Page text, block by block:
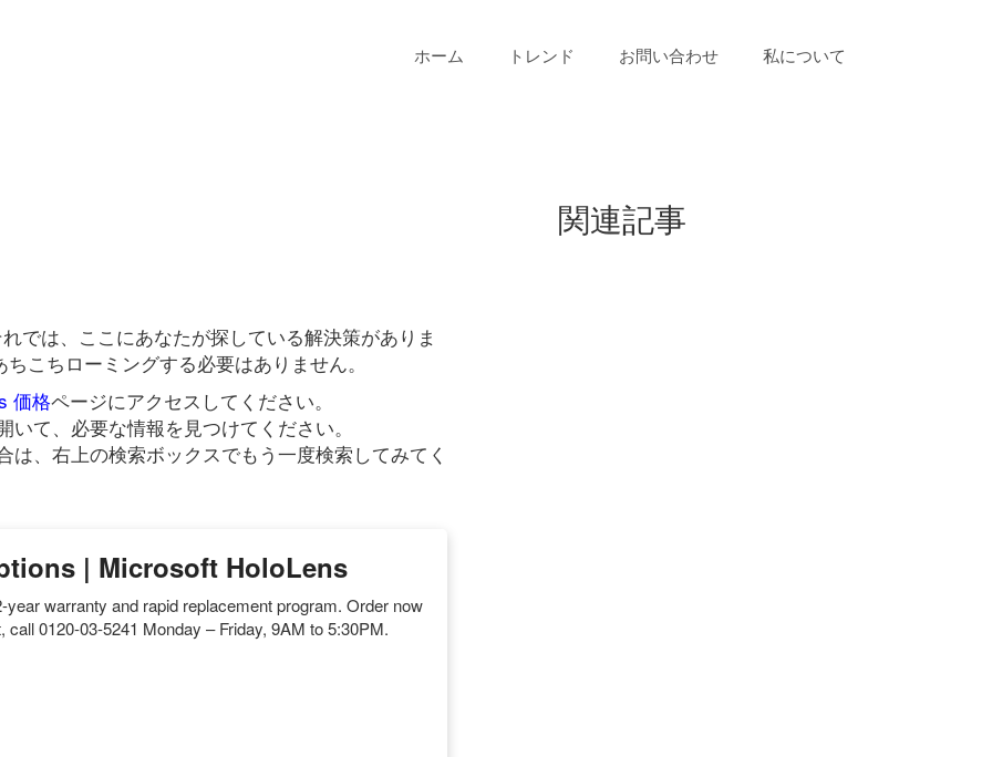
ホーム トレンド お問い合わせ 私について
では、ここにあなたが探している解決策がありま
こちローミングする必要はありません。
価格ページにアクセスしてください。
て、必要な情報を見つけてください。
は、右上の検索ボックスでもう一度検索してみてく
| Microsoft HoloLens
warranty and rapid replacement program. Order now
0120-03-5241 Monday – Friday, 9AM to 5:30PM.
関連記事